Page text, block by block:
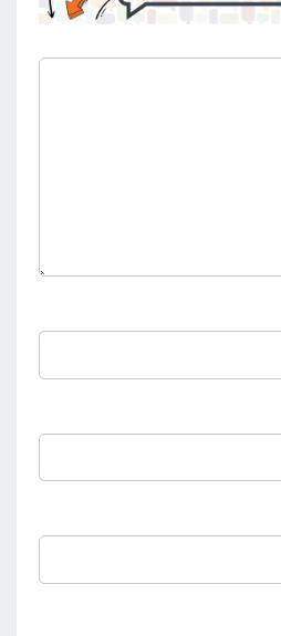
دلخواهی را ایجاد نمایند
افراد می توانند جهت تجهیز